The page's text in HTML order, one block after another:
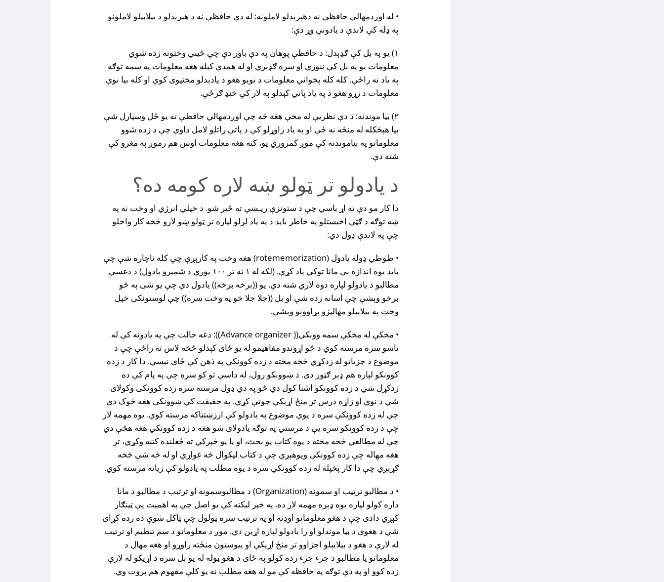
• له اوږدمهالي حافظې نه دهېرېدلو لاملونه: له دې حافظې نه د هېرېدلو د بيلابيلو لاملونو
په ډله کې لاندې د يادوني وړ دې:
١) يو په بل کې ګډېدل: د حافظې پوهان په دې باور دې چې ځيني وختونه زده شوي
معلومات يو په بل کې ننوزي او سره ګډېږي او له همدې کبله هغه معلومات په سمه توګه
په ياد نه راځې. کله کله پخواني معلومات د نويو هغو د يادېدلو مخنيوى کوې او کله بيا نوې
معلومات د زړو هغو د په ياد پاتي کېدلو په لار کې خنډ ګرځې.
٢) بيا موندنه: د دې نظريې له مخې هغه څه چې اوږدمهالي حافظې ته يو ځل وسپارل شې
بيا هېڅکله له منځه نه ځې او په ياد راوړلو کې د پاتې راتلو لامل داوې چې د زده شوو
معلوماتو په بياموندنه کې موږ کمزوري يو، کنه هغه معلومات اوس هم زموږ په مغزو کې
شته دې.
د یادولو تر ټولو ښه لاره كومه ده؟
دا کار مو دې ته اړ باسي چې د ستونزې ريـښې ته ځير شو. د خپلي انرژي او وخت نه په
ښه توګه د ګټي اخيستلو په خاطر بايد د په ياد لرلو لپاره تر ټولو ښو لارو څخه کار واخلو
چې په لاندې ډول دي:
• طوطي ډوله يادول (rotememorization) هغه وخت په کارېږې چې کله ناچاره شې چې
بايد يوه اندازه بې مانا توکي ياد کړې. (لکه له ١ نه تر ١٠٠ پورې د شمېرو يادول) د دغسې
مطالبو د يادولو لپاره دوه لاري شته دې. يو ((برخه برخه)) يادول دې چې يو شى په څو
برخو وېشې چې اسانه زده شې او بل ((جلا جلا خو په وخت سره)) چې لوستونکى خپل
وخت په بيلابيلو مهاليزو پړاوونو وېشې.
• مخکې له مخکې سمه وونکى(( Advance organizer)): دغه حالت چې په يادونه کې له
تاسو سره مرسته کوي د څو اړوندو مفاهيمو له يو ځاى کېدلو څخه لاس ته راځې چې د
موضوع د جزياتو له زدکړي څخه مخته د زده کوونکي په ذهن کې ځاى نيسي. دا کار د زده
کوونکو لپاره هم ډېر ګټور دى. د ښوونکو رول، له داسې تو کو سره چې په پام کې ده
زدکړل شي د زده کوونکو اشنا کول دي څو په دي ډول مرسته سره زده کوونکى وکولای
شي د نوي او زاړه درس تر منځ اړيکې جوتې کړي. په حقيقت کې ښوونکى هغه څوک دى
چې له زده کوونکې سره د يوې موضوع په يادولو کې ارزښتناکه مرسته کوي. يوه مهمه لار
چې د زده کوونکو سره يې د مرستي په توګه يادولاى شو هغه د زده کوونکي هغه هڅې دي
چې له مطالعي څخه مخته د يوه کتاب يو بحث، او يا يو څپرکي ته ځغلنده کتنه وکړي، تر
هغه مهاله چې زده کوونکى وپوهېږي چې د کتاب ليکوال څه غواړي او له څه شې څخه
ګړېږي چې دا کار پخپله له زده کوونکي سره د يوه مطلب په يادولو کې زياته مرسته کوي.
• د مطالبو ترتیب او سمونه (Organization) د مطالبوسمونه او ترتیب د مطالبو د مانا
داره کولو لپاره يوه ډېره مهمه لار ده. په خبر ليکنه کې يو اصل چې په اهميت يې ټينګار
کېږي دادى چې د هغو معلوماتو اوډنه او په ترتيب سره ټولول چې ټاکل شوې ده زده کړاى
شي د هغوى د بيا موندلو او را يادولو لپاره اړين دي. موږ د معلوماتو د سم تنظيم او ترتيب
له لارې د هغو د بيلابېلو اجزاوو تر منځ اړيکې او پيوستون منځته راوړو او هغه مهال د
معلوماتو يا مطالبو د جزء جزء زده کولو په ځاى د هغو ټوله له يو بل سره د اړيکو له لارې
زده کوو او په دې توګه په حافظه کې مو له هغه مطلب نه يو کلې مفهوم هم پروت وي.